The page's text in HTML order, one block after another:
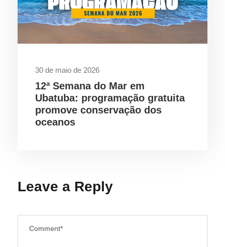
30 de maio de 2026
12ª Semana do Mar em
Ubatuba: programação gratuita
promove conservação dos
oceanos
Leave a Reply